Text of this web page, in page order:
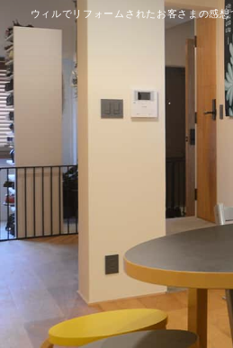
住まいをさがす（関
住まいを売る（関西
相場と買いたい人
中古×リフォーム（
リフォーム事例集
中古×リフォームと
町を知る（関西）
関西の店舗一覧 TOP
ウィルグループの全
企業情報 TOP
歴史・沿革
本社へのアクセス
採用情報
CSR活動
ウィルのストーリー
ウィルでリフォームされたお客さまの感想